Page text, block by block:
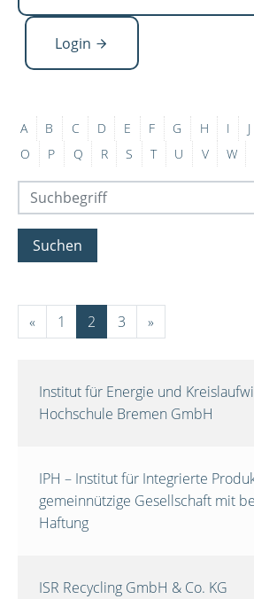
Login
A B C D E F G H I J
O
P Q R S T U V W
Suchen
« 1 2 3 »
Institut für Energie und
Hochschule Bremen GmbH
IPH – Institut für Integrierte
gemeinnützige Gesellschaft mit
Haftung
ISR Recycling GmbH & Co. KG